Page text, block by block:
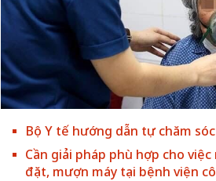
Bộ Y tế hướng dẫn tự chăm
Cần giải pháp phù hợp cho
đặt, mượn máy tại bệnh viện